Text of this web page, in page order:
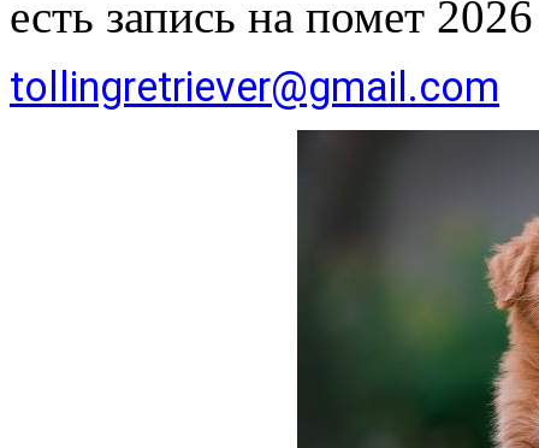
есть запись на помет 2026
tollingretriever@gmail.com